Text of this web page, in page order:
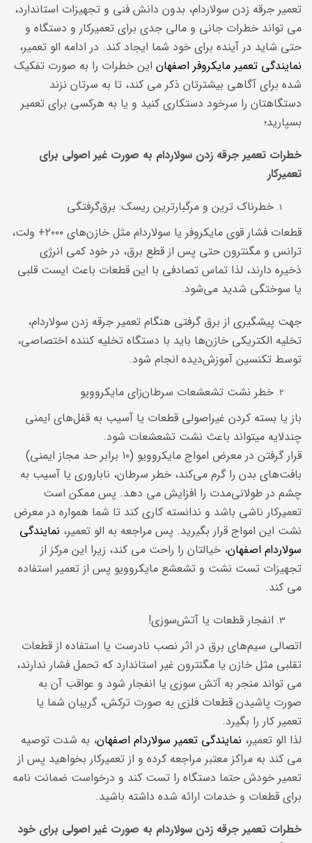
تعمیر جرقه زدن سولاردام، بدون دانش فنی و تجهیزات استاندارد،
می تواند خطرات جانی و مالی جدی برای تعمیرکار و دستگاه و
حتی شاید در آینده برای خود شما ایجاد ‌کند. در ادامه الو تعمیر،
نمایندگی تعمیر مایکروفر اصفهان این خطرات را به صورت تفکیک
شده برای آگاهی بیشترتان ذکر می کند، تا به سرتان نزند
دستگاهتان را سرخود دستکاری کنید و یا به هرکسی برای تعمیر
بسپارید؛
خطرات تعمیر جرقه زدن سولاردام به صورت غیر اصولی برای
تعمیرکار
خطرناک ترین و مرگبارترین ریسک: برق‌گرفتگی
قطعات فشار قوی مایکروفر یا سولاردام مثل خازن‌های ۲۰۰۰+ ولت،
ترانس و مگنترون حتی پس از قطع برق، در خود کمی انرژی
ذخیره دارند، لذا تماس تصادفی با این قطعات باعث ایست قلبی
یا سوختگی شدید می‌شود.
جهت پیشگیری از برق گرفتی هنگام تعمیر جرقه زدن سولاردام،
تخلیه الکتریکی خازن‌ها باید با دستگاه تخلیه کننده اختصاصی،
توسط تکنسین آموزش‌دیده انجام شود.
خطر نشت تشعشعات سرطان‌زای مایکروویو
باز یا بسته کردن غیراصولی قطعات یا آسیب به قفل‌های ایمنی
چندلایه میتواند باعث نشت تشعشعات شود.
قرار گرفتن در معرض امواج مایکروویو (۱۰ برابر حد مجاز ایمنی)
بافت‌های بدن را گرم می‌کند، خطر سرطان، ناباروری یا آسیب به
چشم در طولانی‌مدت را افزایش می دهد. پس ممکن است
تعمیرکار ناشی باشد و ندانسته کاری کند تا شما همواره در معرض
نشت این امواج قرار بگیرید. پس مراجعه به الو تعمیر، نمایندگی
سولاردام اصفهان، خیالتان را راحت می کند، زیرا این مرکز از
تجهیزات تست نشت و تشعشع مایکروویو پس از تعمیر استفاده
می کند.
انفجار قطعات یا آتش‌سوزی!
اتصالی سیم‌های برق در اثر نصب نادرست یا استفاده از قطعات
تقلبی مثل خازن یا مگنترون غیر استاندارد که تحمل فشار ندارند،
می تواند منجر به آتش سوزی یا انفجار شود و عواقب آن به
صورت پاشیدن قطعات فلزی به‌ صورت ترکش، گریبان شما یا
تعمیر کار را بگیرد.
لذا الو تعمیر، نمایندگی تعمیر سولاردام اصفهان، به شدت توصیه
می کند به مراکز معتبر مراجعه کرده و از تعمیرکار بخواهید پس از
تعمیر خودش حتما دستگاه را تست کند و درخواست ضمانت نامه
برای قطعات و خدمات ارائه شده داشته باشید.
خطرات تعمیر جرقه زدن سولاردام به صورت غیر اصولی برای خود